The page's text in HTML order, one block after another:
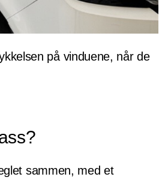
på vinduene, når de
sammen, med et